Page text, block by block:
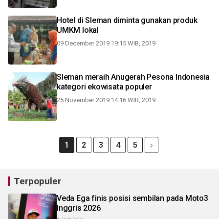
Hotel di Sleman diminta gunakan produk
UMKM lokal
09 December 2019 19:15 WIB, 2019
Sleman meraih Anugerah Pesona Indonesia
kategori ekowisata populer
25 November 2019 14:16 WIB, 2019
1 2 3 4 5
Terpopuler
Veda Ega finis posisi sembilan pada Moto3
Inggris 2026